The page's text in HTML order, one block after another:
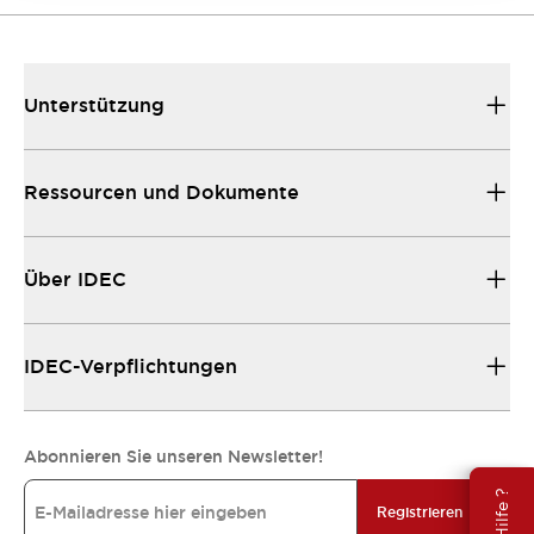
Unterstützung
Ressourcen und Dokumente
Über IDEC
IDEC-Verpflichtungen
Abonnieren Sie unseren Newsletter!
Registrieren